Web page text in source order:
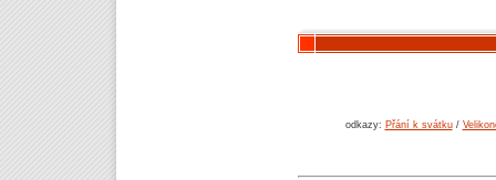
odkazy: Přání k svátku/